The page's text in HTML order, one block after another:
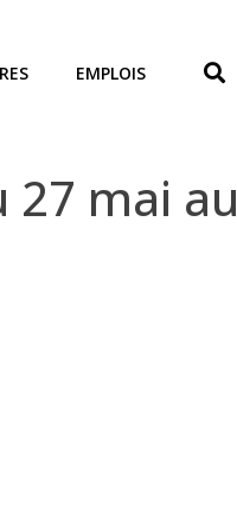
EMPLOIS
27 mai au